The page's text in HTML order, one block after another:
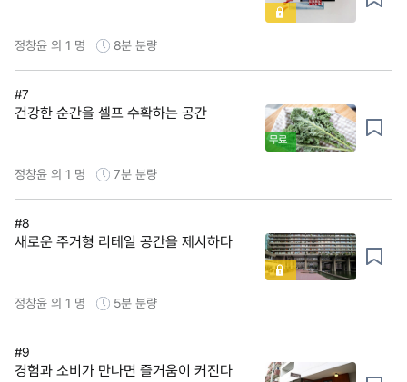
정창윤 외 1 명 8분 분량
#7
건강한 순간을 셀프 수확하는 공간
무료
정창윤 외 1 명 7분 분량
#8
새로운 주거형 리테일 공간을 제시하다
정창윤 외 1 명 5분 분량
#9
경험과 소비가 만나면 즐거움이 커진다